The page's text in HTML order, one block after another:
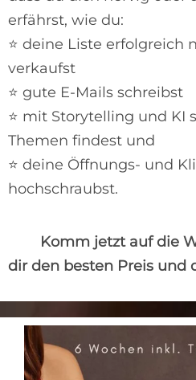
erfährst, wie du:
⭐ deine Liste erfolgreich
verkaufst
⭐ gute E-Mails schreibst
⭐ mit Storytelling und KI
Themen findest und
⭐ deine Öffnungs- und
hochschraubst.
Komm jetzt auf die
dir den besten Preis und